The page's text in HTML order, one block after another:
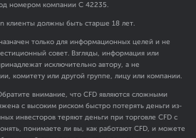
номером компании C 42235.
клиенты должны быть старше 18 лет.
только для информационных целей и не
совет. Взгляды, информация или
исключительно автору, а не
комитету или другой группе, лицу или компании.
внимание, что CFD являются сложными
с высоким риском быстро потерять деньги из-
инвесторов теряют деньги при торговле CFD с
понимаете ли вы, как работают CFD, и можете